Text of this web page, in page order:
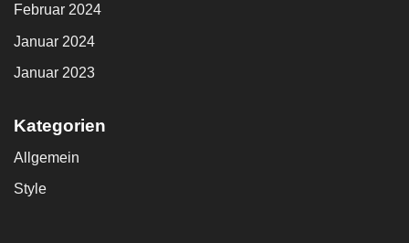
Februar 2024
Januar 2024
Januar 2023
Kategorien
Allgemein
Style